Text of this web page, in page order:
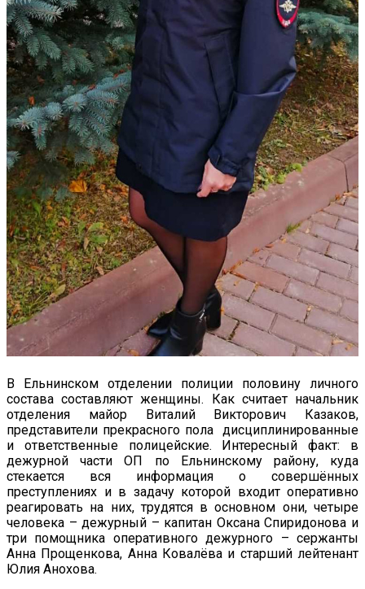
В Ельнинском отделении полиции половину личного
состава составляют женщины. Как считает начальник
отделения майор Виталий Викторович Казаков,
представители прекрасного пола дисциплинированные
и ответственные полицейские. Интересный факт: в
дежурной части ОП по Ельнинскому району, куда
стекается вся информация о совершённых
преступлениях и в задачу которой входит оперативно
реагировать на них, трудятся в основном они, четыре
человека – дежурный – капитан Оксана Спиридонова и
три помощника оперативного дежурного – сержанты
Анна Прощенкова, Анна Ковалёва и старший лейтенант
Юлия Анохова.